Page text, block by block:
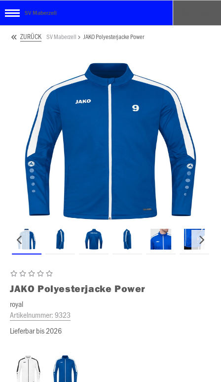
SV Maberzell
ZURÜCK SV Maberzell JAKO Polyesterjacke Power
JAKO Polyesterjacke Power
royal
Artikelnummer:9323
Lieferbar bis 2026